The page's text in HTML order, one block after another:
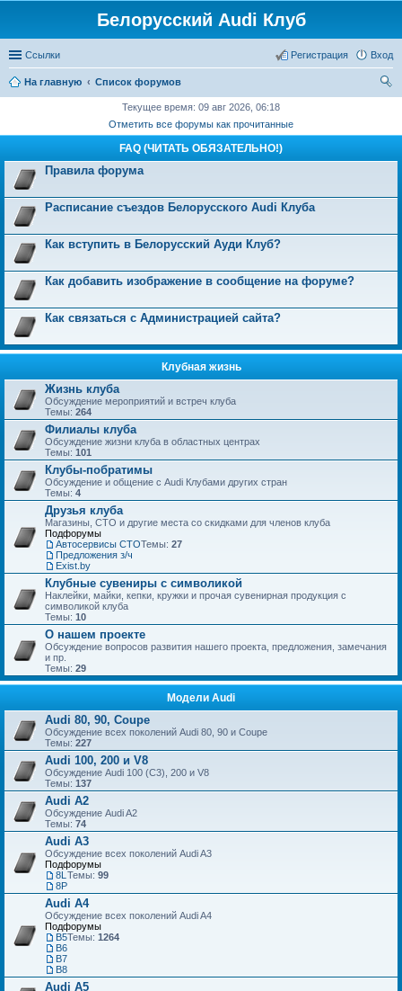
Белорусский Audi Клуб
Ссылки Вход
Регистрация
На главную
Список форумов
Текущее время: 09 авг 2026, 06:18
Отметить все форумы как прочитанные
FAQ (ЧИТАТЬ ОБЯЗАТЕЛЬНО!)
Правила форума
Расписание съездов Белорусского Audi Клуба
Как вступить в Белорусский Ауди Клуб?
Как добавить изображение в сообщение на форуме?
Как связаться с Администрацией сайта?
Клубная жизнь
Жизнь клуба
Обсуждение мероприятий и встреч клуба
Темы: 264
Филиалы клуба
Обсуждение жизни клуба в областных центрах
Темы: 101
Клубы-побратимы
Обсуждение и общение с Audi Клубами других стран
Темы: 4
Друзья клуба
Магазины, СТО и другие места со скидками для членов клуба
Подфорумы
Автосервисы СТО
Предложения з/ч
Exist.by
Темы: 27
Клубные сувениры с символикой
Наклейки, майки, кепки, кружки и прочая сувенирная продукция с
символикой клуба
Темы: 10
О нашем проекте
Обсуждение вопросов развития нашего проекта, предложения, замечания
и пр.
Темы: 29
Модели Audi
Audi 80, 90, Coupe
Обсуждение всех поколений Audi 80, 90 и Coupe
Темы: 227
Audi 100, 200 и V8
Обсуждение Audi 100 (C3), 200 и V8
Темы: 137
Audi A2
Обсуждение Audi A2
Темы: 74
Audi A3
Обсуждение всех поколений Audi A3
Подфорумы
8L
8P
Темы: 99
Audi A4
Обсуждение всех поколений Audi A4
Подфорумы
B5
B6
B7
B8
Темы: 1264
Audi A5